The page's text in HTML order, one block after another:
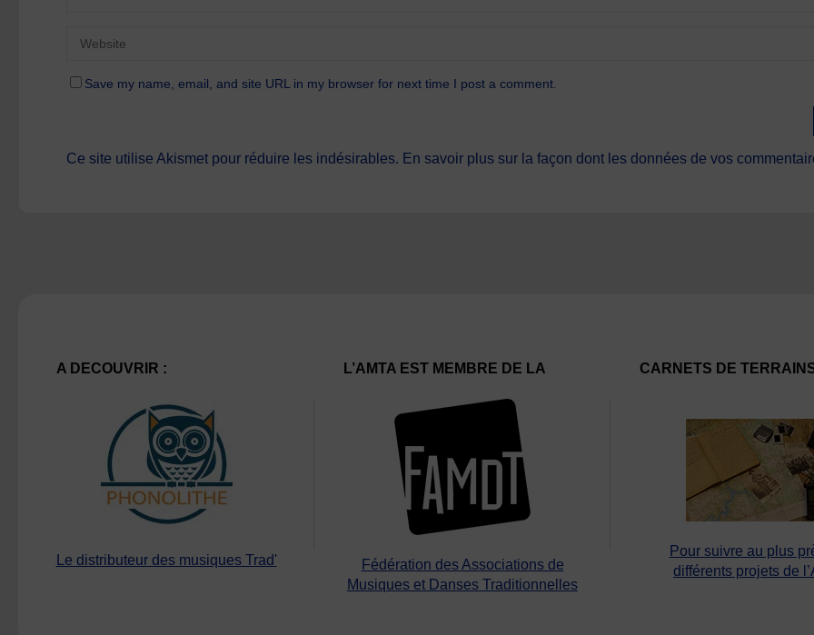
Save my name, email, and site URL in my browser for next time I post a comment.
Ce site utilise Akismet pour réduire les indésirables. En savoir plus sur la façon dont les données de vos
A DECOUVRIR :
Le distributeur des musiques Trad'
L’AMTA EST MEMBRE DE LA
Fédération des Associations de
Musiques et Danses Traditionnelles
CARNETS DE
Pour suivre au plus
différents projets de